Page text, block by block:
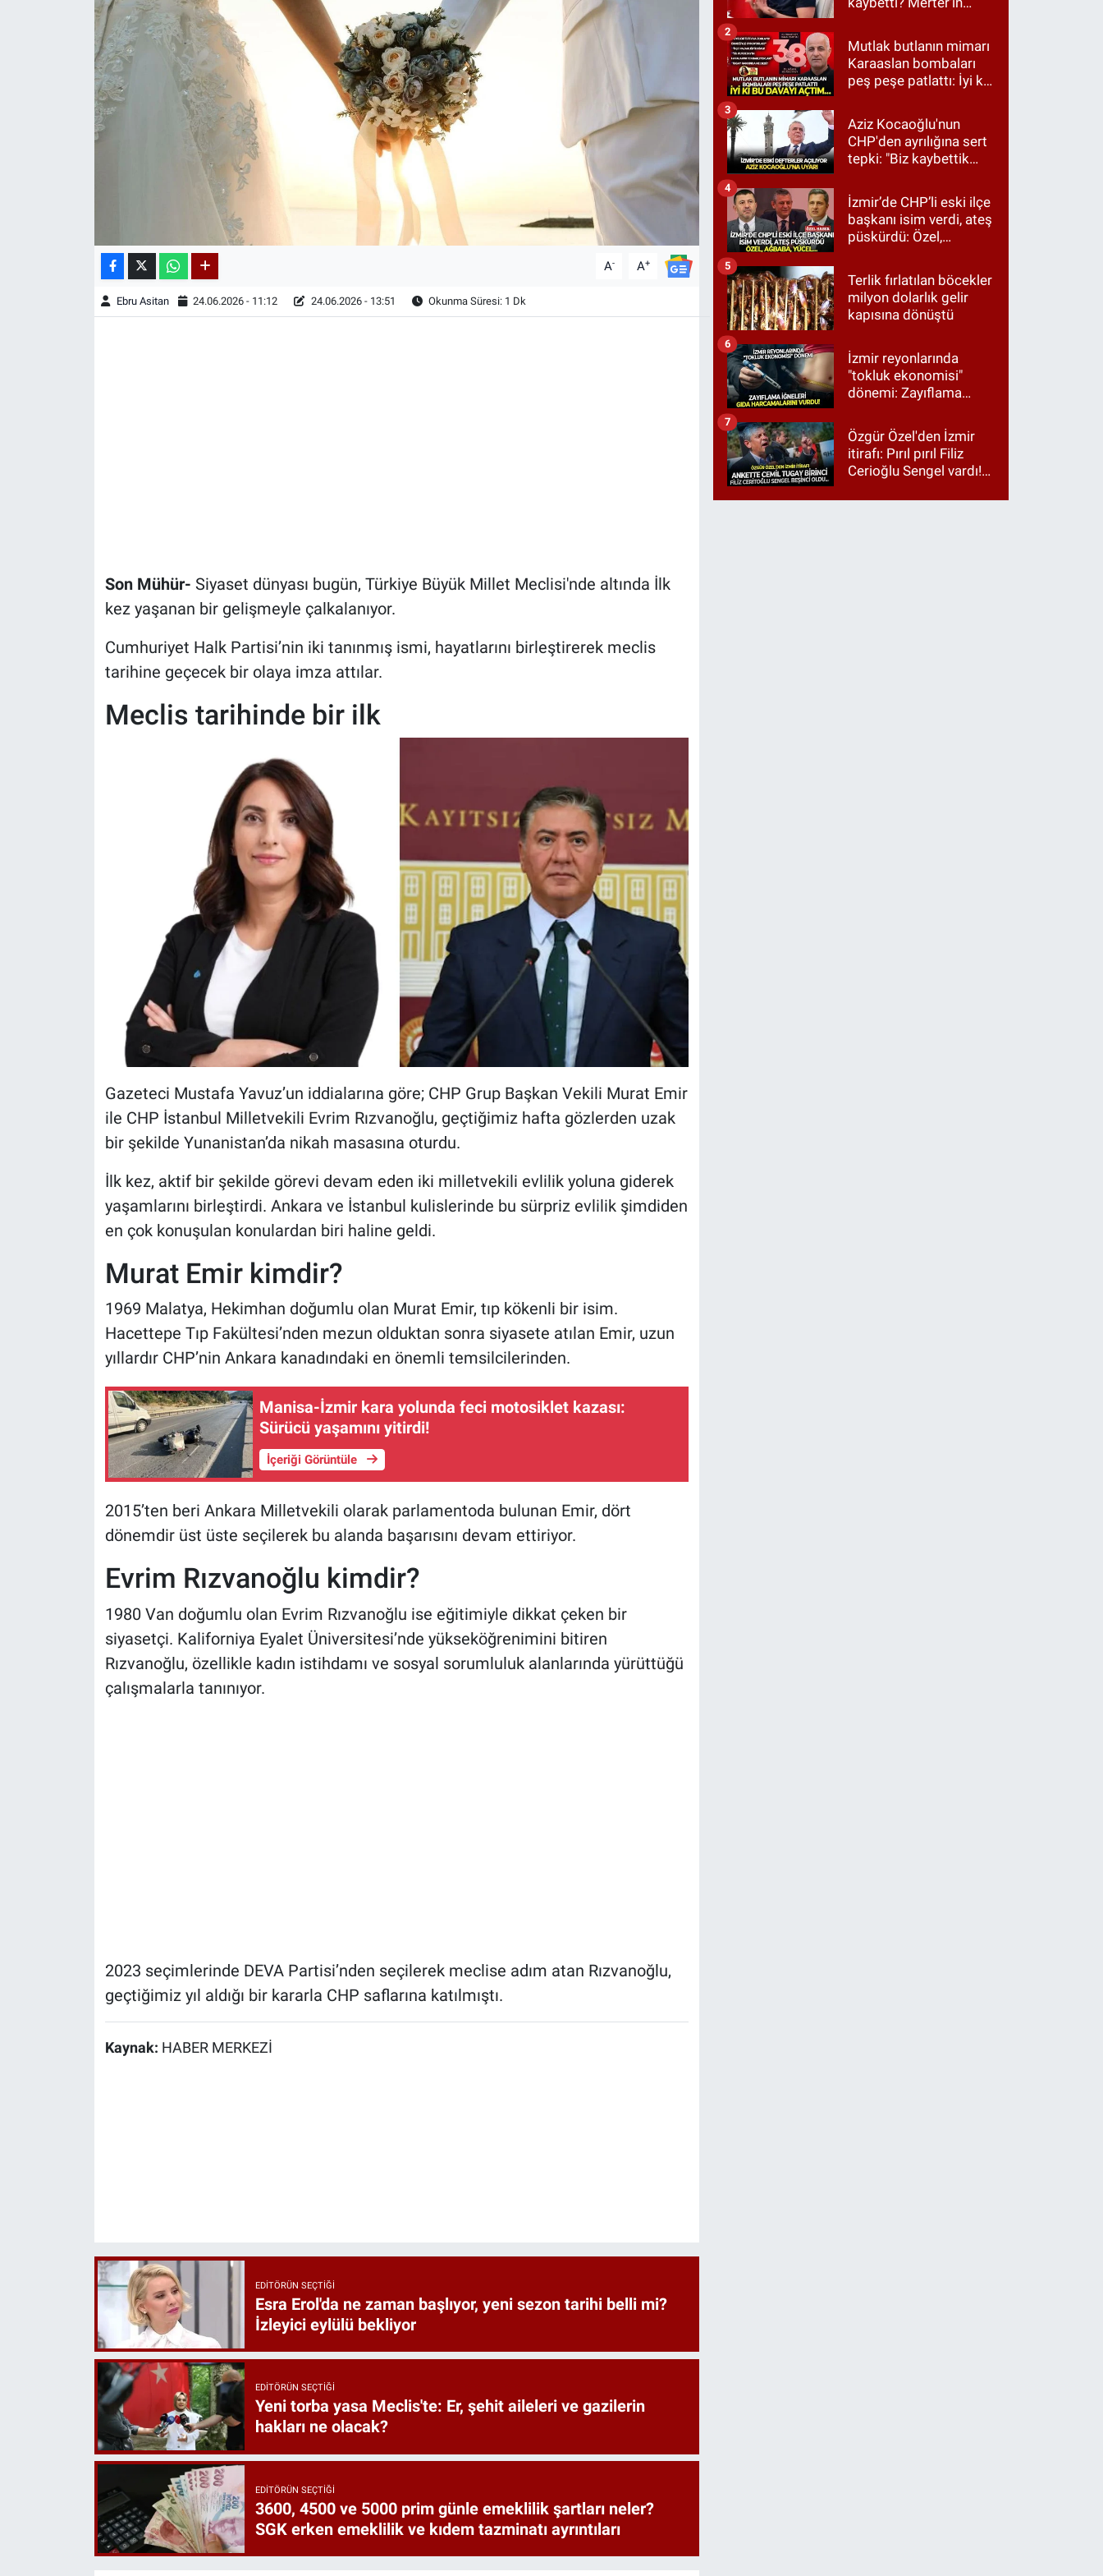
A- A+
Ebru Asitan 24.06.2026 - 11:12 24.06.2026 - 13:51 Okunma Süresi: 1 Dk
Son Mühür- Siyaset dünyası bugün, Türkiye Büyük Millet Meclisi'nde altında İlk
kez yaşanan bir gelişmeyle çalkalanıyor.
Cumhuriyet Halk Partisi’nin iki tanınmış ismi, hayatlarını birleştirerek meclis
tarihine geçecek bir olaya imza attılar.
Meclis tarihinde bir ilk
Gazeteci Mustafa Yavuz’un iddialarına göre; CHP Grup Başkan Vekili Murat Emir
ile CHP İstanbul Milletvekili Evrim Rızvanoğlu, geçtiğimiz hafta gözlerden uzak
bir şekilde Yunanistan’da nikah masasına oturdu.
İlk kez, aktif bir şekilde görevi devam eden iki milletvekili evlilik yoluna giderek
yaşamlarını birleştirdi. Ankara ve İstanbul kulislerinde bu sürpriz evlilik şimdiden
en çok konuşulan konulardan biri haline geldi.
Murat Emir kimdir?
1969 Malatya, Hekimhan doğumlu olan Murat Emir, tıp kökenli bir isim.
Hacettepe Tıp Fakültesi’nden mezun olduktan sonra siyasete atılan Emir, uzun
yıllardır CHP’nin Ankara kanadındaki en önemli temsilcilerinden.
Manisa-İzmir kara yolunda feci motosiklet kazası:
Sürücü yaşamını yitirdi!
İçeriği Görüntüle
2015’ten beri Ankara Milletvekili olarak parlamentoda bulunan Emir, dört
dönemdir üst üste seçilerek bu alanda başarısını devam ettiriyor.
Evrim Rızvanoğlu kimdir?
1980 Van doğumlu olan Evrim Rızvanoğlu ise eğitimiyle dikkat çeken bir
siyasetçi. Kaliforniya Eyalet Üniversitesi’nde yükseköğrenimini bitiren
Rızvanoğlu, özellikle kadın istihdamı ve sosyal sorumluluk alanlarında yürüttüğü
çalışmalarla tanınıyor.
2023 seçimlerinde DEVA Partisi’nden seçilerek meclise adım atan Rızvanoğlu,
geçtiğimiz yıl aldığı bir kararla CHP saflarına katılmıştı.
Kaynak: HABER MERKEZİ
EDITÖRÜN SEÇTIĞI
Esra Erol'da ne zaman başlıyor, yeni sezon tarihi belli mi?
İzleyici eylülü bekliyor
EDITÖRÜN SEÇTIĞI
Yeni torba yasa Meclis'te: Er, şehit aileleri ve gazilerin
hakları ne olacak?
EDITÖRÜN SEÇTIĞI
3600, 4500 ve 5000 prim günle emeklilik şartları neler?
SGK erken emeklilik ve kıdem tazminatı ayrıntıları
mesajı
Mutlak butlanın mimarı
Karaaslan bombaları
peş peşe patlattı: İyi ki
2
Aziz Kocaoğlu'nun
CHP'den ayrılığına sert
tepki: "Biz kaybettik
etmedik"
3
İzmir’de CHP’li eski ilçe
başkanı isim verdi, ateş
püskürdü: Özel,
4
Terlik fırlatılan böcekler
milyon dolarlık gelir
kapısına dönüştü
5
İzmir reyonlarında
"tokluk ekonomisi"
dönemi: Zayıflama
harcamalarını vurdu!
6
Özgür Özel'den İzmir
itirafı: Pırıl pırıl Filiz
Cerioğlu Sengel vardı!
Tugay birinci çıktı
7